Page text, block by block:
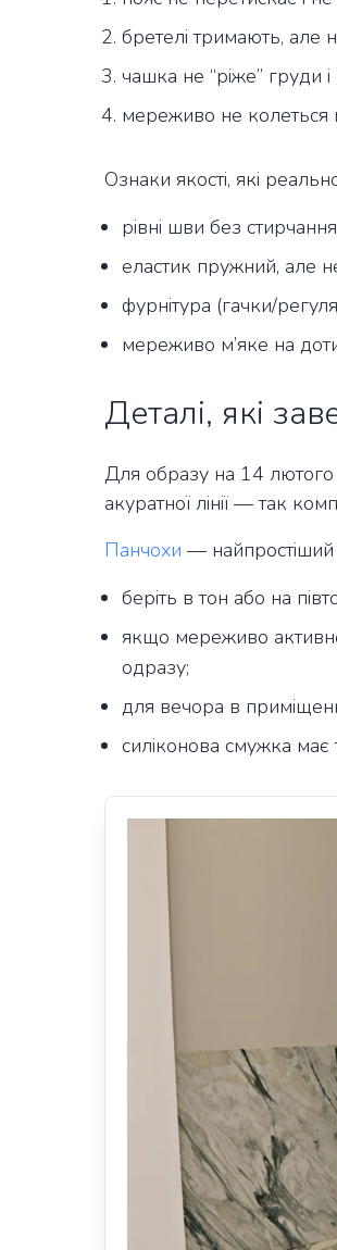
бретелі тримають, але
чашка не “ріже” груди
мереживо не колеться
Ознаки якості, які
рівні шви без
еластик пружний, але
фурнітура (гачки/
мереживо м’яке на
Деталі, які
Для образу на 14 лютого
акуратної лінії — так
Панчохи — найпростіший
беріть в тон або на
якщо мереживо
одразу;
для вечора в
силіконова смужка має